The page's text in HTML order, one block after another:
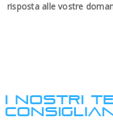
risposta alle vostre
I NOSTRI